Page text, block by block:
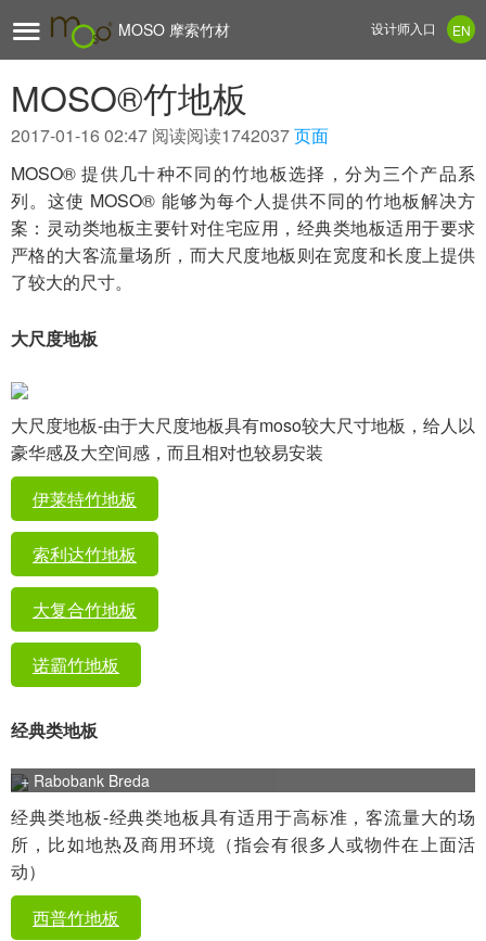
 MOSO 摩索竹材 EN
设计师入口
MOSO®竹地板
2017-01-16 02:47 阅读阅读1742037页面
MOSO® 提供几十种不同的竹地板选择，分为三个产品系
列。这使 MOSO® 能够为每个人提供不同的竹地板解决方
案：灵动类地板主要针对住宅应用，经典类地板适用于要求
严格的大客流量场所，而大尺度地板则在宽度和长度上提供
了较大的尺寸。
大尺度地板
大尺度地板-由于大尺度地板具有moso较大尺寸地板，给人以
豪华感及大空间感，而且相对也较易安装
伊莱特竹地板
索利达竹地板
大复合竹地板
诺霸竹地板
经典类地板
+ Rabobank Breda
经典类地板-经典类地板具有适用于高标准，客流量大的场
所，比如地热及商用环境（指会有很多人或物件在上面活
动）
西普竹地板